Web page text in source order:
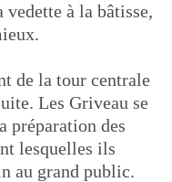
à la bâtisse,
de la tour centrale
Les Griveau se
préparation des
lesquelles ils
au grand public.